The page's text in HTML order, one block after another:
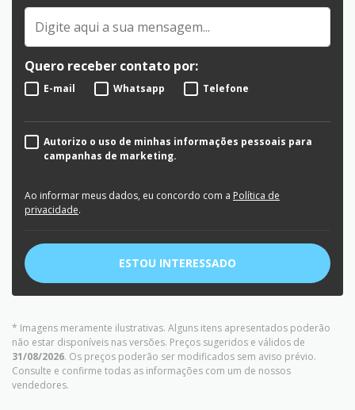
Quero receber contato por:
E-mail Whatsapp Telefone
Autorizo o uso de minhas informações pessoais para
campanhas de marketing.
Ao informar meus dados, eu concordo com a Política de
privacidade.
ESTOU INTERESSADO
* Imagens meramente ilustrativas. Alguns itens apresentados poderão
não estar disponíveis nas versões. Preços sugeridos e válidos de
31/08/2026. Os preços poderão ser modificados sem aviso prévio.
Consulte e confirme todas as informações com um de nossos
vendedores.